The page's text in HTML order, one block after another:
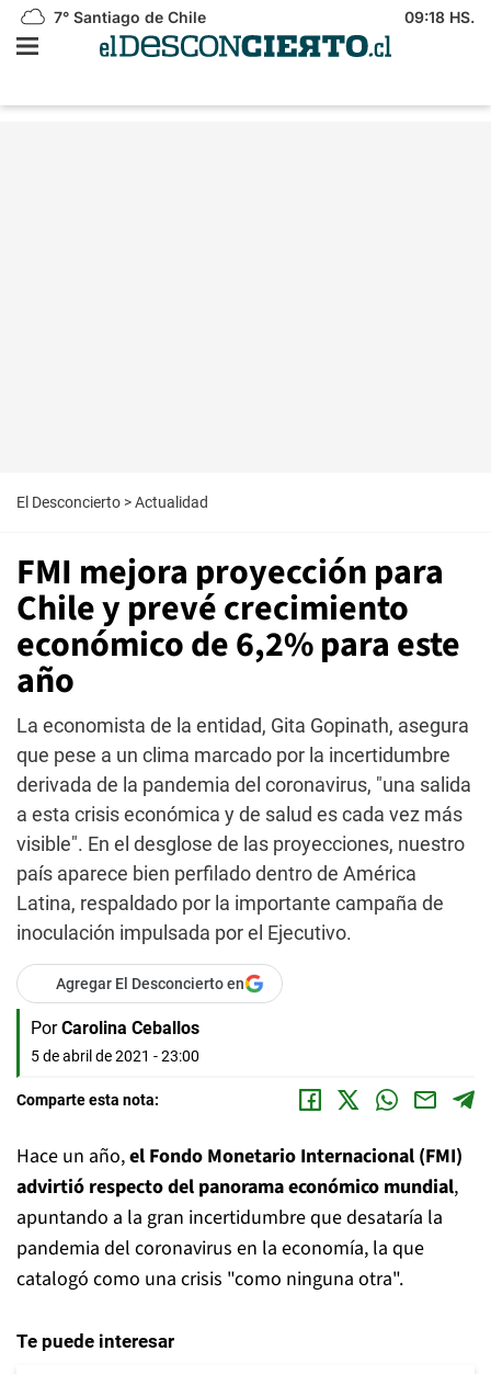
7° Santiago de Chile 09:18 HS.
El Desconcierto >Actualidad
FMI mejora proyección para
Chile y prevé crecimiento
económico de 6,2% para este
año
La economista de la entidad, Gita Gopinath, asegura
que pese a un clima marcado por la incertidumbre
derivada de la pandemia del coronavirus, "una salida
a esta crisis económica y de salud es cada vez más
visible". En el desglose de las proyecciones, nuestro
país aparece bien perfilado dentro de América
Latina, respaldado por la importante campaña de
inoculación impulsada por el Ejecutivo.
Agregar El Desconcierto en
Por Carolina Ceballos
5 de abril de 2021 - 23:00
Comparte esta nota:
Hace un año,el Fondo Monetario Internacional (FMI)
advirtió respecto del panorama económico mundial,
apuntando a la gran incertidumbre que desataría la
pandemia del coronavirus en la economía, la que
catalogó como una crisis "como ninguna otra".
Te puede interesar